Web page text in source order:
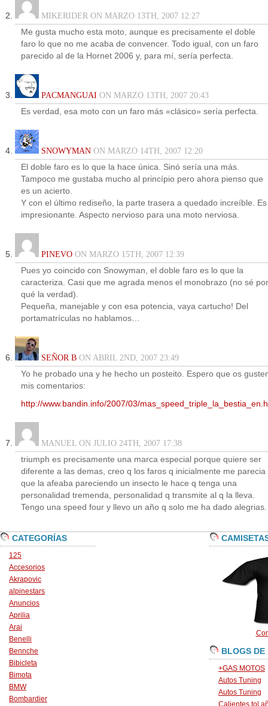
MIKERIDER ON MARZO 13TH, 2007 12:27
Me gusta mucho esta moto, aunque es precisamente el doble
faro lo que no me acaba de convencer. Todo igual, con un faro
parecido al de la Hornet 2006 y, para mí, sería perfecta.
PACMANGUAI ON MARZO 13TH, 2007 20:43
Es verdad, esa moto con un faro más «clásico» sería perfecta.
SNOWYMAN ON MARZO 14TH, 2007 12:20
El doble faro es lo que la hace única. Sinó sería una más.
Tampoco me gustaba mucho al princípio pero ahora pienso que
es un acierto.
Y con el último rediseño, la parte trasera a quedado increíble. Es
impresionante. Aspecto nervioso para una moto nerviosa.
PINEVO ON MARZO 15TH, 2007 12:39
Pues yo coincido con Snowyman, el doble faro es lo que la
caracteriza. Casi que me agrada menos el monobrazo (no sé por
qué la verdad).
Pequeña, manejable y con esa potencia, vaya cartucho! Del
portamatrículas no hablamos…
SEÑOR B ON ABRIL 2ND, 2007 23:49
Yo he probado una y he hecho un posteito. Espero que os
mis comentarios:
http://www.bandin.info/2007/03/
MANUEL ON JULIO 24TH, 2007 17:38
triumph es precisamente una marca especial porque quiere ser
diferente a las demas, creo q los faros q inicialmente me parecia
que la afeaba pareciendo un insecto le hace q tenga una
personalidad tremenda, personalidad q transmite al q la lleva.
Tengo una speed four y llevo un año q solo me ha dado alegrias.
CATEGORÍAS
125
Accesorios
Akrapovic
alpinestars
Anuncios
Aprilia
Arai
Benelli
Bennche
Bibicleta
Bimota
BMW
Bombardier
BLOGS DE
+GAS MOTOS
Autos Tuning
Autos Tuning
Calientes tol